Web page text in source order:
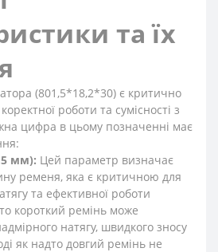
та їх
(801,5*18,2*30) є критично
роботи та сумісності з
цифра в цьому позначенні має
мм): Цей параметр визначає
ременя, яка є критичною для
та ефективної роботи
короткий ремінь може
натягу, швидкого зносу
як надто довгий ремінь не